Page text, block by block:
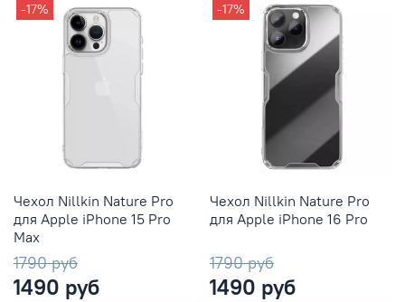
-17%
Чехол Nillkin Nature Pro
для Apple iPhone 15 Pro
Max
1790 руб
1490 руб
-17%
Чехол Nillkin Nature Pro
для Apple iPhone 16 Pro
1790 руб
1490 руб